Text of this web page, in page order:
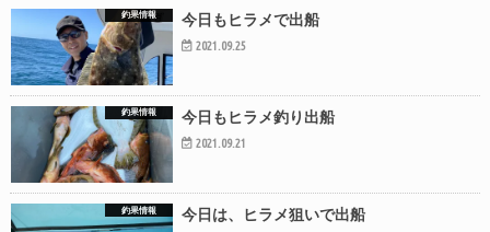
釣果情報 今日もヒラメで出船
2021.09.25
釣果情報 今日もヒラメ釣り出船
2021.09.21
釣果情報 今日は、ヒラメ狙いで出船